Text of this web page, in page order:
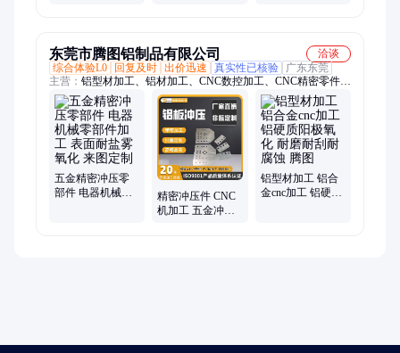
东莞市腾图铝制品有限公司
洽谈
综合体验L0
回复及时 出价迅速 真实性已核验
广东东莞
主营： 铝型材加工、铝材加工、CNC数控加工、CNC精密零件加
工、cnc精密铝件、冲压加工、汽车零件非标定制、医疗铝件
CNC、铝合金cnc加工、铝制品加工、阳极氧化、铝板加工、铝
型材非标定制、铝外壳加工、数控车削、非标零件CNC加工、机
械加工、专业铝制品CNC、硬质氧化、抗UV氧化、喷砂氧化、
cnc电脑锣加工、CNC机加工、散热器铝型材
五金精密冲压零
部件 电器机械零
精密冲压件 CNC
机加工 五金冲压/
铝型材加工 铝合
金cnc加工 铝硬质